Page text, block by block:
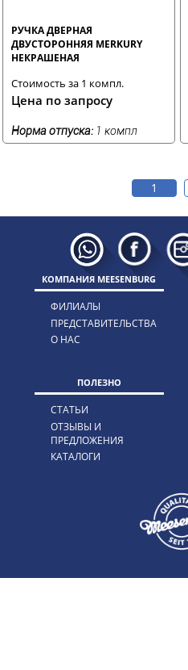
РУЧКА ДВЕРНАЯ
ДВУСТОРОННЯЯ MERKURY
НЕКРАШЕНАЯ
Стоимость за 1 компл.
Цена по запросу
Норма отпуска: 1 компл
1
КОМПАНИЯ MEESENBURG
ФИЛИАЛЫ
ПРЕДСТАВИТЕЛЬСТВА
О НАС
ПОЛЕЗНО
СТАТЬИ
ОТЗЫВЫ И
ПРЕДЛОЖЕНИЯ
КАТАЛОГИ